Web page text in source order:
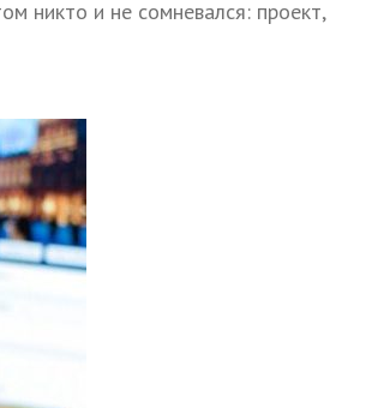
никто и не сомневался: проект,